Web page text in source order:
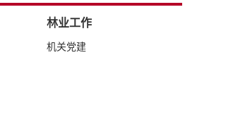
林业工作
机关党建